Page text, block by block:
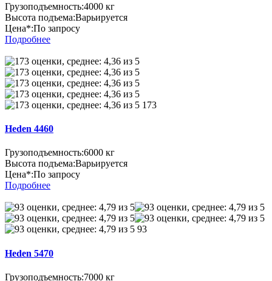
Грузоподъемность:4000 кг
Высота подъема:Варьируется
Цена*:По запросу
Подробнее
173
Heden 4460
Грузоподъемность:6000 кг
Высота подъема:Варьируется
Цена*:По запросу
Подробнее
93
Heden 5470
Грузоподъемность:7000 кг